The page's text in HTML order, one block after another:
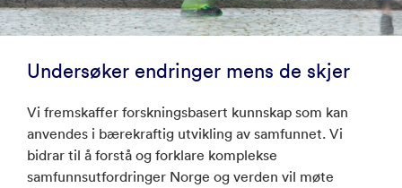
Undersøker endringer mens de skjer
Vi fremskaffer forskningsbasert kunnskap som kan
anvendes i bærekraftig utvikling av samfunnet. Vi
bidrar til å forstå og forklare komplekse
samfunnsutfordringer Norge og verden vil møte